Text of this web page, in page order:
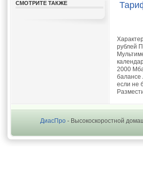
СМОТРИТЕ ТАКЖЕ
рублей
2000
балансе
если не
ДиасПро - Высокоскоростной